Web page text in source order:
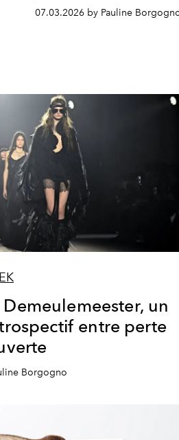
07.03.2026 by Pauline
un
entre perte
Borgogno